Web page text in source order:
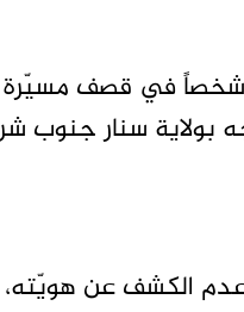
سنجة- تاق برس-قُتل 27 شخصاً
سنار جنوب
الكشف عن